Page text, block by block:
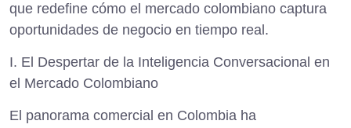
que redefine cómo el mercado colombiano captura
oportunidades de negocio en tiempo real.
I. El Despertar de la Inteligencia Conversacional en
el Mercado Colombiano
El panorama comercial en Colombia ha